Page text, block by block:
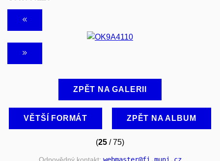
ZPĚT NA GALERII
VĚTŠÍ FORMÁT ZPĚT NA ALBUM
(25 / 75)